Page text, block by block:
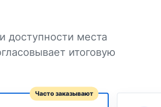
доступности места
итоговую
Часто заказывают